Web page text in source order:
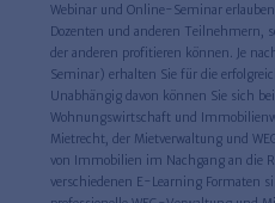
Webinar und Online-Seminar
Dozenten und anderen Teilnehmern,
der anderen profitieren können. Je
Seminar) erhalten Sie für die
Unabhängig davon können Sie sich
Wohnungswirtschaft und
Mietrecht, der Mietverwaltung und
von Immobilien im Nachgang an die
verschiedenen E-Learning Formaten